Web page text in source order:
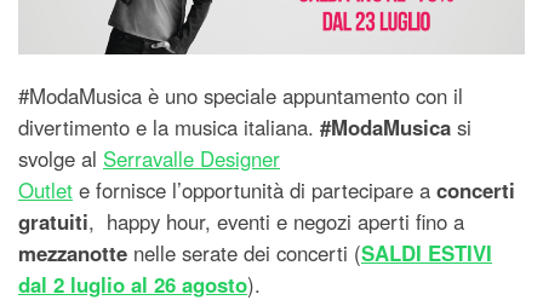
#ModaMusica è uno speciale appuntamento con il
divertimento e la musica italiana. #ModaMusica si
svolge al Serravalle Designer
Outlet e fornisce l’opportunità di partecipare a concerti
gratuiti, happy hour, eventi e negozi aperti fino a
mezzanotte nelle serate dei concerti (SALDI ESTIVI
dal 2 luglio al 26 agosto).